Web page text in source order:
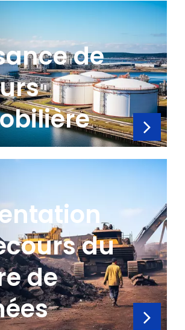
de
du
de